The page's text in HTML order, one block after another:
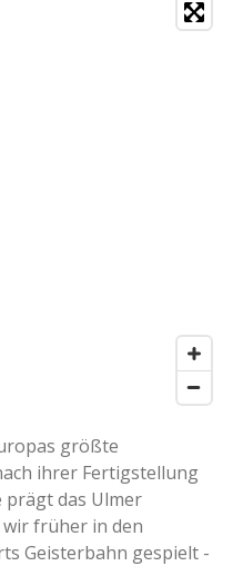
größte
ihrer Fertigstellung
prägt das Ulmer
wir früher in den
Geisterbahn gespielt -